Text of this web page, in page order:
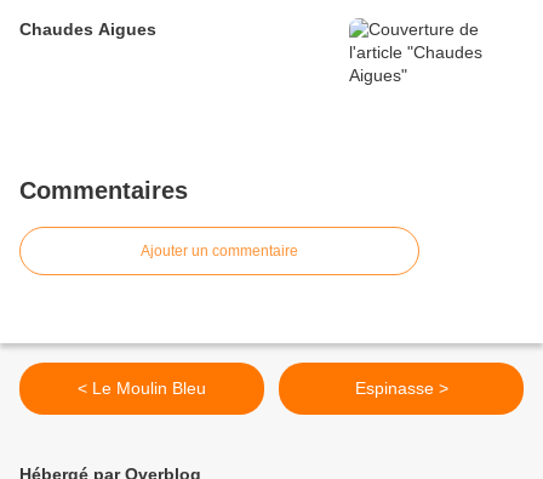
Chaudes Aigues
Commentaires
Ajouter un commentaire
< Le Moulin Bleu Espinasse >
Hébergé par Overblog